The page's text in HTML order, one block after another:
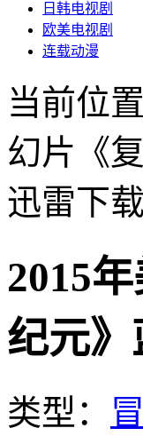
日韩电视剧
欧美电视剧
连载动漫
当前位置
幻片《
迅雷下
2015
纪元
类型：